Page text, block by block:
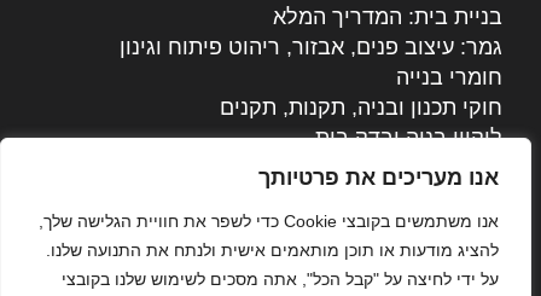
אנו מעריכים את פרטיותך
אנו משתמשים בקובצי Cookie כדי לשפר את חוויית הגלישה שלך,
להציג מודעות או תוכן מותאמים אישית ולנתח את התנועה שלנו.
על ידי לחיצה על "קבל הכל", אתה מסכים לשימוש שלנו בקובצי
בניית בית: המדריך המלא
גמר: עיצוב פנים, אבזור, ריהוט פיתוח וגינון
חומרי בנייה
חוקי תכנון ובניה, תקנות, תקנים
ליקויי בניה ובדק בית
נדל"ן: זכויות, אגרות ועסקאות
עקרונות ניהול אחזקה מתקדמות
צילום אדריכלי
שיווק נדלן